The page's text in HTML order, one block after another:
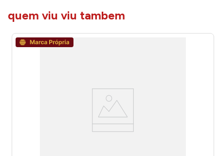
quem viu viu tambem